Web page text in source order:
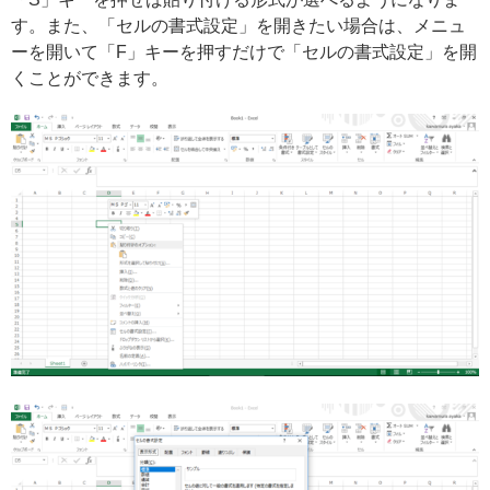
す。また、「セルの書式設定」を開きたい場合は、メニュ
ーを開いて「F」キーを押すだけで「セルの書式設定」を開
くことができます。